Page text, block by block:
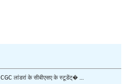
CGC लांडरां के सीबीएसए के स्टूडेंट्� ...